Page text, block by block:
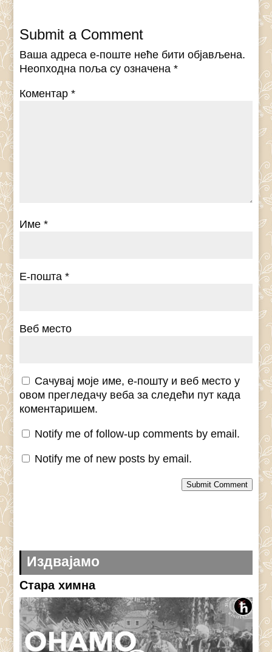
Submit a Comment
Ваша адреса е-поште неће бити објављена.
Неопходна поља су означена*
Коментар*
Име*
Е-пошта*
Веб место
Сачувај моје име, е-пошту и веб место у
овом прегледачу веба за следећи пут када
коментаришем.
Notify me of follow-up comments by email.
Notify me of new posts by email.
Submit Comment
Издвајамо
Стара химна